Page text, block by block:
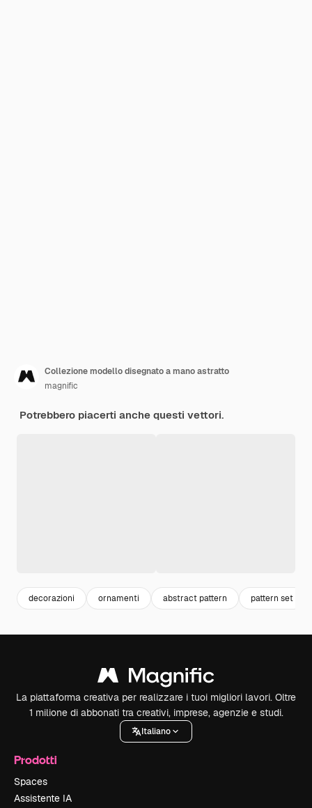
Collezione modello disegnato a mano astratto
magnific
Potrebbero piacerti anche questi vettori.
decorazioni ornamenti abstract pattern pattern set
La piattaforma creativa per realizzare i tuoi migliori lavori. Oltre
1 milione di abbonati tra creativi, imprese, agenzie e studi.
Italiano
Prodotti
Spaces
Assistente IA